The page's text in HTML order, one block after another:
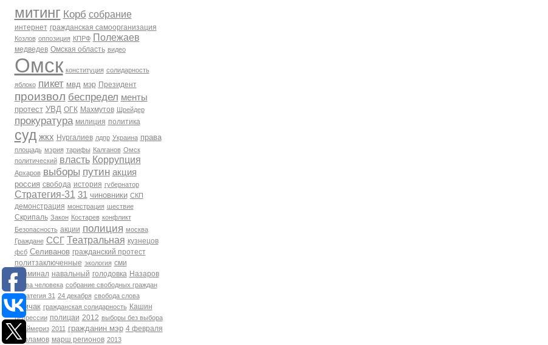
митинг Корб собрание
интернет гражданская самоорганизация
Козлов оппозиция КПРФ Полежаев
медведев Омская область видео
Омск конституция солидарность
яблоко пикет мвд мэр Президент
произвол беспредел менты
протест УВД ОГК Махмутов Шрейдер
прокуратура милиция политика
суд жкх Нургалиев лдпр Украина права
площадь мэрия тарифы Калганов Омск
политический власть Коррупция
Архаров выборы путин акция
россия свобода история губернатор
Стратегия-31 31 чиновники СКП
демонстрация монстрация шествие
Скрипаль Закон Костарев конфликт
Безопасность акции полиция москва
Граждане ССГ Театральная кузнецов
фсб Селиванов гражданский протест
политзаключенные экология сми
Криминал навальный голодовка Назаров
права человека собрание свободных граждан
Стратегия 31 24 декабря свобода слова
Томчак гражданская солидарность Кашин
репрессии полицаи 2012 выборы без выбора
Праймериз 2011 гражданин мэр 4 февраля
Варламов марш регионов 2013